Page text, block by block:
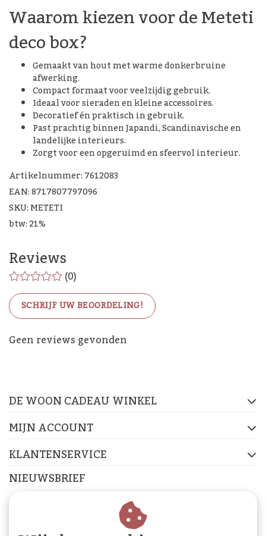
Waarom kiezen voor de Meteti
deco box?
Gemaakt van hout met warme donkerbruine
afwerking.
Compact formaat voor veelzijdig gebruik.
Ideaal voor sieraden en kleine accessoires.
Decoratief én praktisch in gebruik.
Past prachtig binnen Japandi, Scandinavische en
landelijke interieurs.
Zorgt voor een opgeruimd en sfeervol interieur.
Artikelnummer: 7612083
EAN: 8717807797096
SKU: METETI
btw: 21%
Reviews
(0)
SCHRIJF UW BEOORDELING!
Geen reviews gevonden
De Woon Cadeau Winkel
DE WOON CADEAU WINKEL
MIJN ACCOUNT
KLANTENSERVICE
NIEUWSBRIEF
Abonneer je op onze nieuwsbrief om op de hoogte te